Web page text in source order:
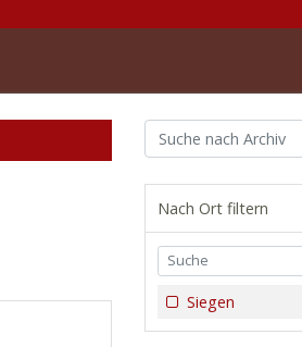
Nach Ort filtern
Siegen